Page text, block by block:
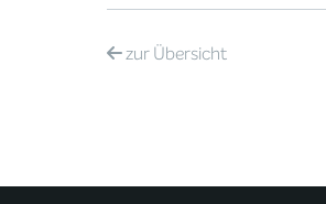
zurÜbersicht